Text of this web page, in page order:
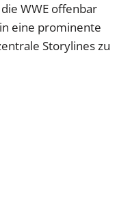
WWE offenbar
eine prominente
Storylines zu